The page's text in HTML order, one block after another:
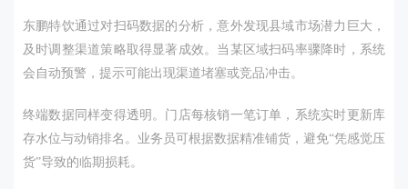
东鹏特饮通过对扫码数据的分析，意外发现县域市场潜力巨大，
及时调整渠道策略取得显著成效。当某区域扫码率骤降时，系统
会自动预警，提示可能出现渠道堵塞或竞品冲击。
终端数据同样变得透明。门店每核销一笔订单，系统实时更新库
存水位与动销排名。业务员可根据数据精准铺货，避免“凭感觉压
货”导致的临期损耗。